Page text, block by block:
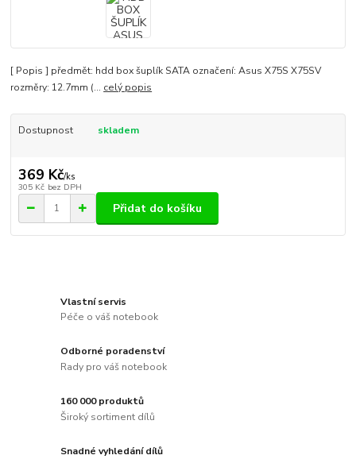
[ Popis ] předmět: hdd box šuplík SATA označení: Asus X75S X75SV
rozměry: 12.7mm (... celý popis
Dostupnost skladem
369 Kč/ks
305 Kč bez DPH
Přidat do košíku
Vlastní servis
Péče o váš notebook
Odborné poradenství
Rady pro váš notebook
160 000 produktů
Široký sortiment dílů
Snadné vyhledání dílů